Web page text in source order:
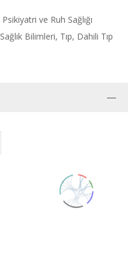
Psikiyatri ve Ruh Sağlığı
Sağlık Bilimleri, Tıp, Dahili Tıp